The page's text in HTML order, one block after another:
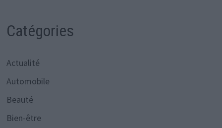
Catégories
Actualité
Automobile
Beauté
Bien-être